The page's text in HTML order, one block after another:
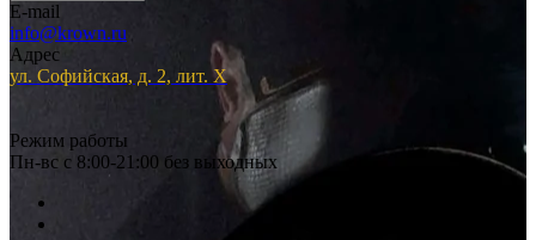
E-mail
info@krown.ru
Адрес
ул. Софийская, д. 2, лит. Х
Режим работы
Пн-вс с 8:00-21:00 без выходных